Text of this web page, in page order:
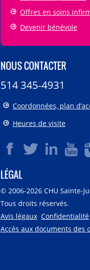
Offres en soins
Devenir bénévole
NOUS CONTACTER
514 345-4931
Coordonnées, plan
Heures de visite
LÉGAL
© 2006-2026CHU Sainte-
Tous droits réservés.
Avis légaux Confidentialité
Accès aux documents des